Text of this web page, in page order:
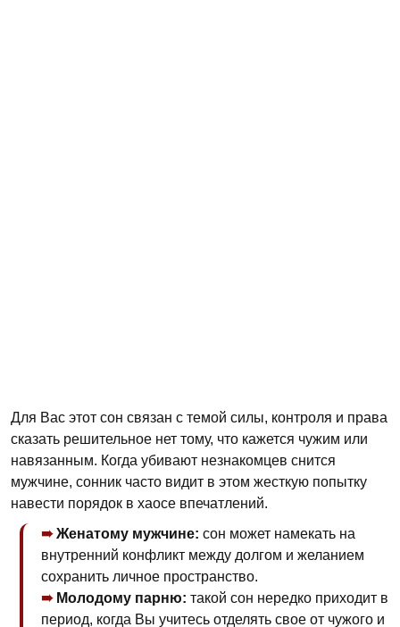
Для Вас этот сон связан с темой силы, контроля и права
сказать решительное нет тому, что кажется чужим или
навязанным. Когда убивают незнакомцев снится
мужчине, сонник часто видит в этом жесткую попытку
навести порядок в хаосе впечатлений.
Женатому мужчине: сон может намекать на
внутренний конфликт между долгом и желанием
сохранить личное пространство.
Молодому парню: такой сон нередко приходит в
период, когда Вы учитесь отделять свое от чужого и